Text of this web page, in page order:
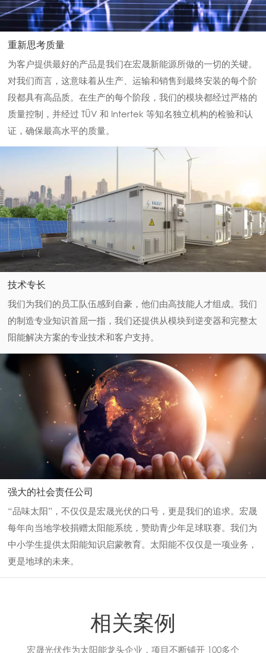
重新思考质量
为客户提供最好的产品是我们在宏晟新能源所做的一切的关键。
对我们而言，这意味着从生产、运输和销售到最终安装的每个阶
段都具有高品质。在生产的每个阶段，我们的模块都经过严格的
质量控制，并经过 TÜV 和 Intertek 等知名独立机构的检验和认
证，确保最高水平的质量。
技术专长
我们为我们的员工队伍感到自豪，他们由高技能人才组成。我们
的制造专业知识首屈一指，我们还提供从模块到逆变器和完整太
阳能解决方案的专业技术和客户支持。
强大的社会责任公司
“品味太阳”，不仅仅是宏晟光伏的口号，更是我们的追求。宏晟
每年向当地学校捐赠太阳能系统，赞助青少年足球联赛。我们为
中小学生提供太阳能知识启蒙教育。太阳能不仅仅是一项业务，
更是地球的未来。
相关案例
宏晟光伏作为太阳能龙头企业，项目不断铺开 100多个